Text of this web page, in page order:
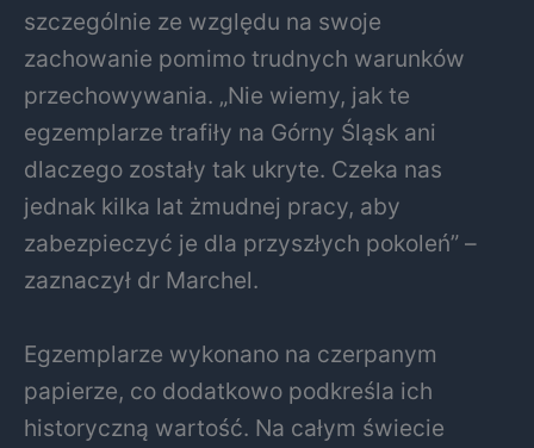
szczególnie ze względu na swoje
zachowanie pomimo trudnych warunków
przechowywania. „Nie wiemy, jak te
egzemplarze trafiły na Górny Śląsk ani
dlaczego zostały tak ukryte. Czeka nas
jednak kilka lat żmudnej pracy, aby
zabezpieczyć je dla przyszłych pokoleń” –
zaznaczył dr Marchel.
Egzemplarze wykonano na czerpanym
papierze, co dodatkowo podkreśla ich
historyczną wartość. Na całym świecie